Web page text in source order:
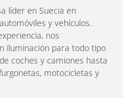
líder en Suecia en
y vehículos.
nos
iluminación para todo tipo
coches y camiones hasta
motocicletas y